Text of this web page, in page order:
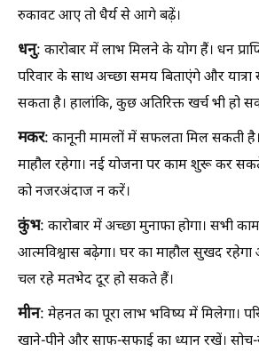
रुकावट आए तो धैर्य से आगे बढ़ें।
धनु: कारोबार में लाभ मिलने के योग हैं। धन
परिवार के साथ अच्छा समय बिताएंगे और
सकता है। हालांकि, कुछ अतिरिक्त खर्च भी हो
मकर: कानूनी मामलों में सफलता मिल सकती
माहौल रहेगा। नई योजना पर काम शुरू कर
को नजरअंदाज न करें।
कुंभ: कारोबार में अच्छा मुनाफा होगा। सभी
आत्मविश्वास बढ़ेगा। घर का माहौल सुखद
चल रहे मतभेद दूर हो सकते हैं।
मीन: मेहनत का पूरा लाभ भविष्य में मिलेगा।
खाने-पीने और साफ-सफाई का ध्यान रखें।